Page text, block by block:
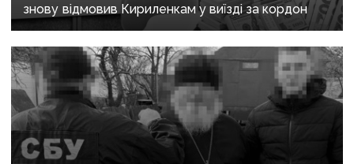
знову відмовив Кириленкам у виїзді за кордон